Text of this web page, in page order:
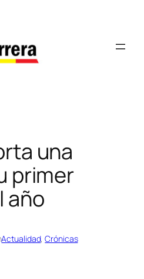
una
primer
año
Actualidad, Crónicas